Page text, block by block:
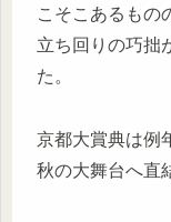
こそこあるもの
立ち回りの巧拙
た。
京都大賞典は例
秋の大舞台へ直